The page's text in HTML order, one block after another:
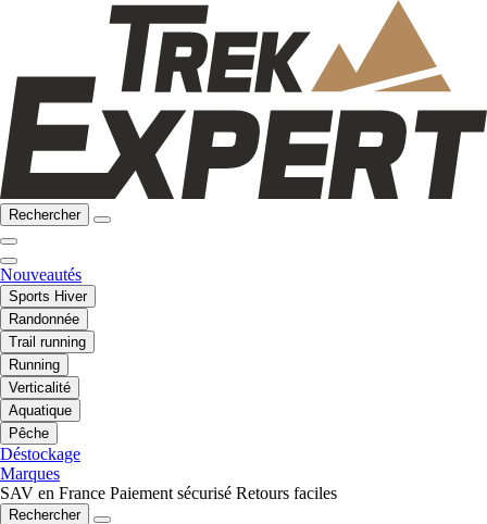
Rechercher
Nouveautés
Sports Hiver
Randonnée
Trail running
Running
Verticalité
Aquatique
Pêche
Déstockage
Marques
SAV en France Paiement sécurisé Retours faciles
Rechercher